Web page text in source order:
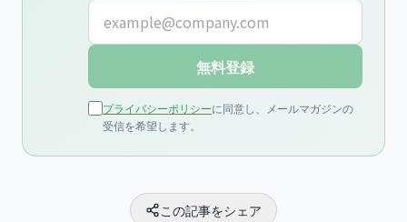
メールアドレス
無料登録
プライバシーポリシーに同意し、メールマガジンの
受信を希望します。
この記事をシェア